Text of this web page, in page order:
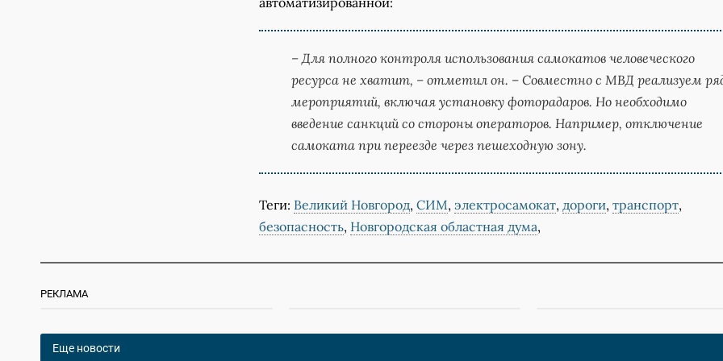
– Для полного контроля использования самокатов человеческого
ресурса не хватит, – отметил он. – Совместно с МВД реализуем
мероприятий, включая установку фоторадаров. Но необходимо
введение санкций со стороны операторов. Например, отключение
самоката при переезде через пешеходную зону.
Теги: Великий Новгород, СИМ, электросамокат, дороги, транспорт,
безопасность, Новгородская областная дума,
РЕКЛАМА
Еще новости